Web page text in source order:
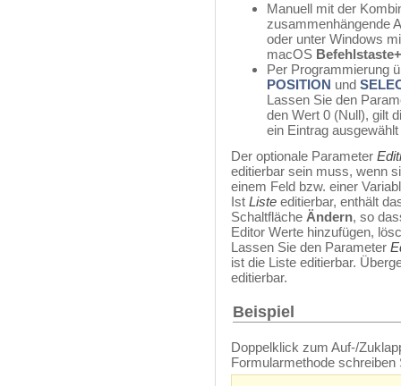
Manuell mit der
zusammenhängende
oder unter Windows
macOS
Per Programmierung
POSITION und
Lassen Sie den
den Wert 0 (Null), gilt
ein Eintrag
Der optionale Parameter
editierbar sein muss, wenn
einem Feld bzw. einer
Ist Liste editierbar, enthält
Schaltfläche Ändern, so
Editor Werte hinzufügen,
Lassen Sie den Parameter
ist die Liste editierbar.
editierbar.
Beispiel
Doppelklick zum Auf-/
Formularmethode schreiben